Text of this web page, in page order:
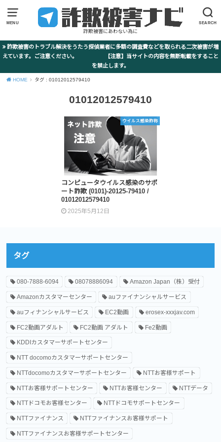
MENU SEARCH
詐欺被害にあわない為に
詐欺被害のトラブル解決をうたう探偵業者に多額の調査費などを取られる二次被害が増
えています。ご注意ください。 【注意】当サイトの内容を無断転載をすること
を禁止します。
HOME タグ : 01012012579410
01012012579410
ウイルス感染詐称
コンピュータウイルス感染のサポ
ート詐欺 (0101)-20125-79410 /
01012012579410
2025年5月12日
タグ
080-7888-6094 08078886094 Amazon Japan（株）受付
Amazonカスタマーセンター auファイナンシャルサービス
auフィナンシャルサービス EC2動画 erosex-xxxjav.com
FC2動画アダルト FC2動画 アダルト Fe2動画
KDDIカスタマーサポートセンター
NTT docomoカスタマーサポートセンター
NTTdocomoカスタマーサポートセンター NTTお客様サポート
NTTお客様サポートセンター NTTお客様センター NTTデータ
NTTドコモお客様センター NTTドコモサポートセンター
NTTファイナンス NTTファイナンスお客様サポート
NTTファイナンスお客様サポートセンター